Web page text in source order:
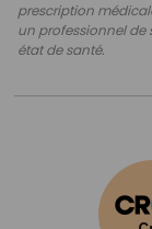
prescription
un professionnel
état de santé.